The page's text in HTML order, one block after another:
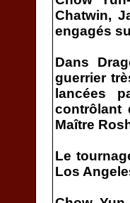
Chatwin,
engagés
Dans
guerrier
lancées
contrôlant
Maître
Le
Los